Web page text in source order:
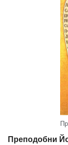
Преподобни